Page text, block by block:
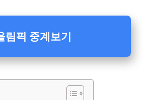
림픽 중계보기